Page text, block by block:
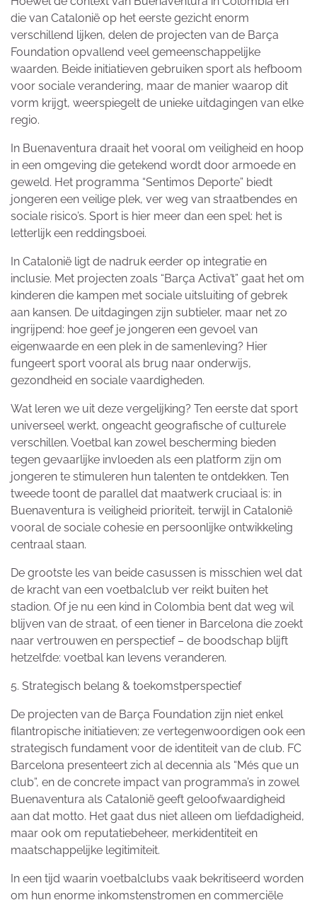
die van Catalonië op het eerste gezicht enorm
verschillend lijken, delen de projecten van de Barça
Foundation opvallend veel gemeenschappelijke
waarden. Beide initiatieven gebruiken sport als hefboom
voor sociale verandering, maar de manier waarop dit
vorm krijgt, weerspiegelt de unieke uitdagingen van elke
regio.
In Buenaventura draait het vooral om veiligheid en hoop
in een omgeving die getekend wordt door armoede en
geweld. Het programma “Sentimos Deporte” biedt
jongeren een veilige plek, ver weg van straatbendes en
sociale risico’s. Sport is hier meer dan een spel: het is
letterlijk een reddingsboei.
In Catalonië ligt de nadruk eerder op integratie en
inclusie. Met projecten zoals “Barça Activa’t” gaat het om
kinderen die kampen met sociale uitsluiting of gebrek
aan kansen. De uitdagingen zijn subtieler, maar net zo
ingrijpend: hoe geef je jongeren een gevoel van
eigenwaarde en een plek in de samenleving? Hier
fungeert sport vooral als brug naar onderwijs,
gezondheid en sociale vaardigheden.
Wat leren we uit deze vergelijking? Ten eerste dat sport
universeel werkt, ongeacht geografische of culturele
verschillen. Voetbal kan zowel bescherming bieden
tegen gevaarlijke invloeden als een platform zijn om
jongeren te stimuleren hun talenten te ontdekken. Ten
tweede toont de parallel dat maatwerk cruciaal is: in
Buenaventura is veiligheid prioriteit, terwijl in Catalonië
vooral de sociale cohesie en persoonlijke ontwikkeling
centraal staan.
De grootste les van beide casussen is misschien wel dat
de kracht van een voetbalclub ver reikt buiten het
stadion. Of je nu een kind in Colombia bent dat weg wil
blijven van de straat, of een tiener in Barcelona die zoekt
naar vertrouwen en perspectief – de boodschap blijft
hetzelfde: voetbal kan levens veranderen.
5. Strategisch belang & toekomstperspectief
De projecten van de Barça Foundation zijn niet enkel
filantropische initiatieven; ze vertegenwoordigen ook een
strategisch fundament voor de identiteit van de club. FC
Barcelona presenteert zich al decennia als “Més que un
club”, en de concrete impact van programma’s in zowel
Buenaventura als Catalonië geeft geloofwaardigheid
aan dat motto. Het gaat dus niet alleen om liefdadigheid,
maar ook om reputatiebeheer, merkidentiteit en
maatschappelijke legitimiteit.
In een tijd waarin voetbalclubs vaak bekritiseerd worden
om hun enorme inkomstenstromen en commerciële